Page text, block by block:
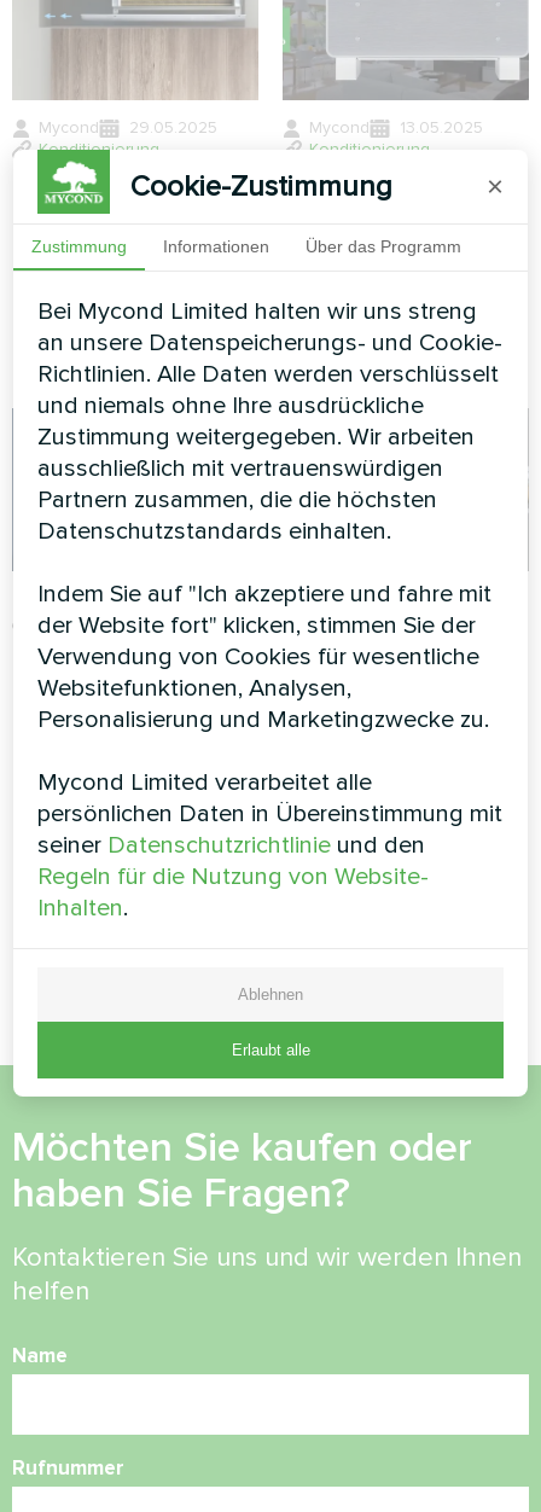
Mycond
29.05.2025
Konditionierung
Vorteile der
kanalisierten Installation
Gebläsekonvektoren
Beispiel von Mycond
MCFC
Mycond
13.05.2025
Konditionierung
5 bewährte Wege zum
Raumkomfort mit Silver
Glass
Gebläsekonvektoren
Mycond
08.04.2025
Konditionierung
modulare 4-Rohr-
Kaltwassersätze:
Revolutionäre HVAC-
Technologie, die die
britischen Handel
verändert
Mycond
18.01.2025
Konditionierung
Priorisierung der
Neukonstruktion von
Gebläsekonvektoren im
Jahr 2025
Möchten Sie kaufen oder
haben Sie Fragen?
Kontaktieren Sie uns und wir werden Ihnen
helfen
Name
Rufnummer
Cookie-Zustimmung ×
Zustimmung Informationen Über das Programm
Bei Mycond Limited halten wir uns streng
an unsere Datenspeicherungs- und Cookie-
Richtlinien. Alle Daten werden verschlüsselt
und niemals ohne Ihre ausdrückliche
Zustimmung weitergegeben. Wir arbeiten
ausschließlich mit vertrauenswürdigen
Partnern zusammen, die die höchsten
Datenschutzstandards einhalten.
Indem Sie auf "Ich akzeptiere und fahre mit
der Website fort" klicken, stimmen Sie der
Verwendung von Cookies für wesentliche
Websitefunktionen, Analysen,
Personalisierung und Marketingzwecke zu.
Mycond Limited verarbeitet alle
persönlichen Daten in Übereinstimmung mit
seiner Datenschutzrichtlinie und den
Regeln für die Nutzung von Website-
Inhalten.
Ablehnen
Erlaubt alle